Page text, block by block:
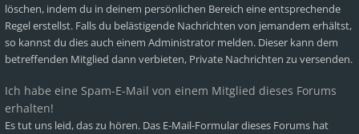
löschen, indem du in deinem persönlichen Bereich eine entsprechende
Regel erstellst. Falls du belästigende Nachrichten von jemandem erhältst,
so kannst du dies auch einem Administrator melden. Dieser kann dem
betreffenden Mitglied dann verbieten, Private Nachrichten zu versenden.
Ich habe eine Spam-E-Mail von einem Mitglied dieses Forums
erhalten!
Es tut uns leid, das zu hören. Das E-Mail-Formular dieses Forums hat